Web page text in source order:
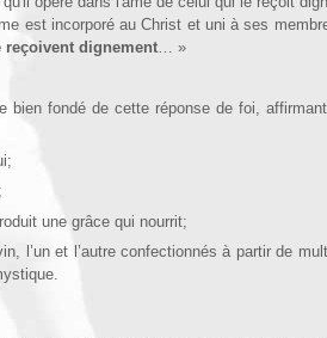
est incorporé au Christ et uni à ses
reçoivent dignement… »
bien fondé de cette réponse de foi,
une grâce qui nourrit;
l’un et l’autre confectionnés à partir de